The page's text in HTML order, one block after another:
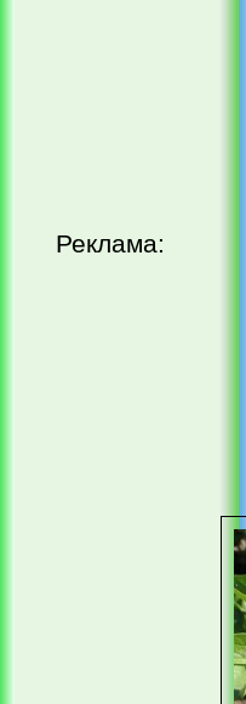
Реклама: